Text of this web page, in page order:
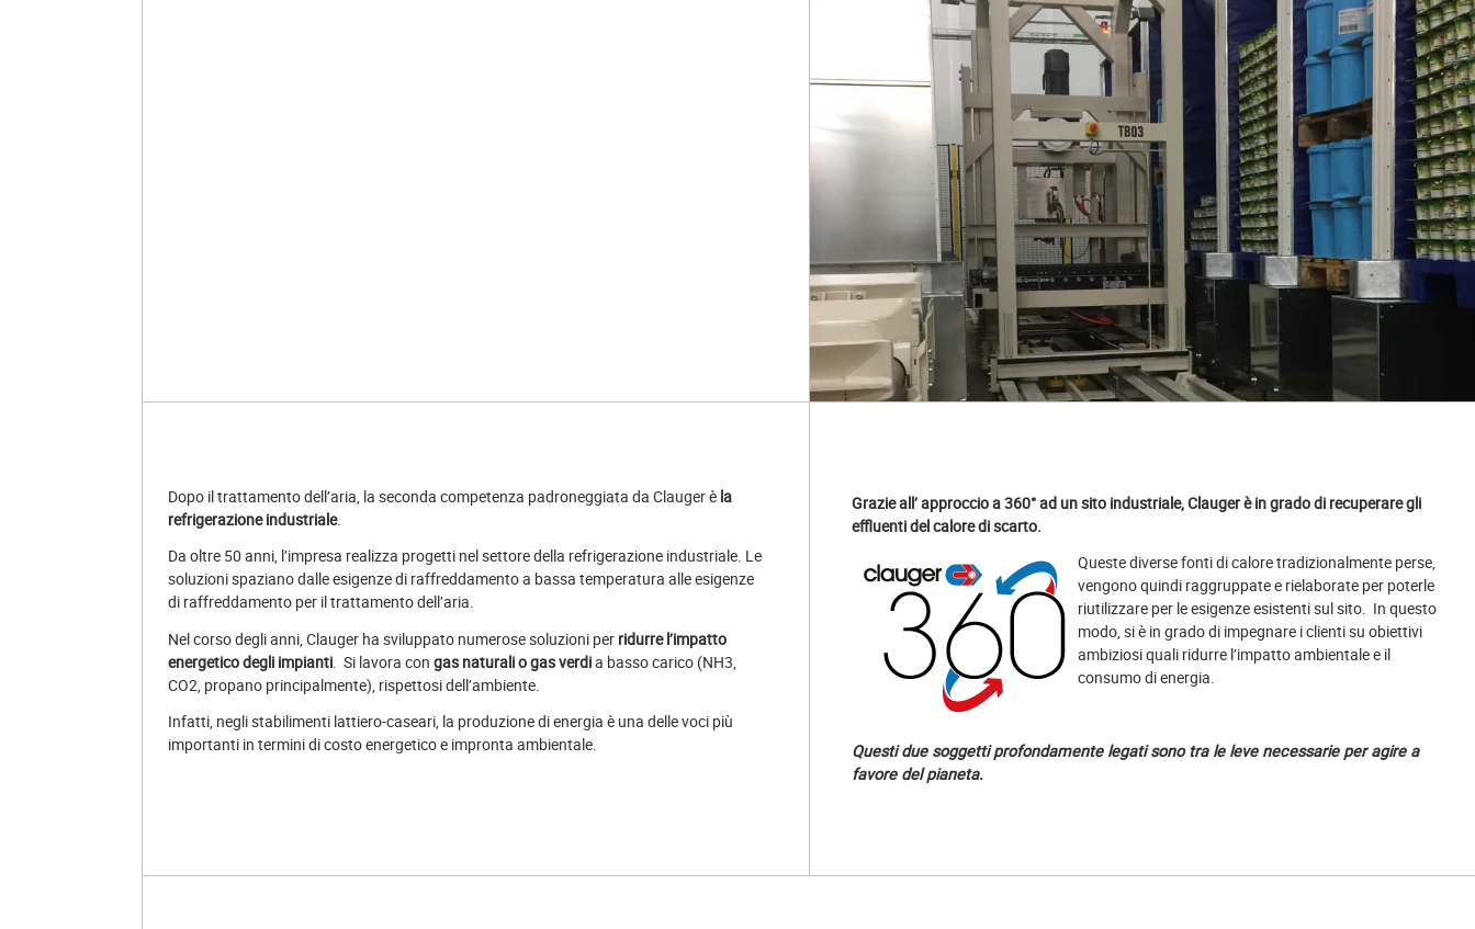
Dopo il trattamento dell’aria, la seconda competenza padroneggiata da Clauger è la
refrigerazione industriale.
Da oltre 50 anni, l’impresa realizza progetti nel settore della refrigerazione industriale. Le
soluzioni spaziano dalle esigenze di raffreddamento a bassa temperatura alle esigenze
di raffreddamento per il trattamento dell’aria.
Nel corso degli anni, Clauger ha sviluppato numerose soluzioni per ridurre l’impatto
energetico degli impianti. Si lavora con gas naturali o gas verdia basso carico (NH3,
CO2, propano principalmente), rispettosi dell’ambiente.
Infatti, negli stabilimenti lattiero-caseari, la produzione di energia è una delle voci più
importanti in termini di costo energetico e impronta ambientale.
Grazie all’ approccio a 360° ad un sito industriale, Clauger è in grado di recuperare gli
effluenti del calore di scarto.
Queste diverse fonti di calore tradizionalmente perse,
vengono quindi raggruppate e rielaborate per poterle
riutilizzare per le esigenze esistenti sul sito. In questo
modo, si è in grado di impegnare i clienti su obiettivi
ambiziosi quali ridurre l’impatto ambientale e il
consumo di energia.
Questi due soggetti profondamente legati sono tra le leve necessarie per agire a
favore del pianeta.